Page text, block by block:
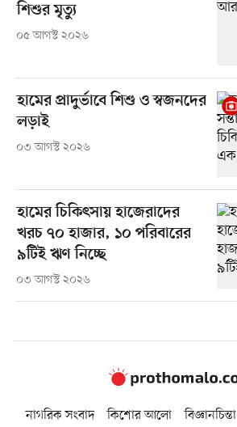
শিশুর মৃত্যু
০৫ আগস্ট ২০২৬
হামের প্রাদুর্ভাবে শিশু ও স্বজনদের
লড়াই
০৩ আগস্ট ২০২৬
হামের চিকিৎসায় হাজেরাদের
খরচ ৭০ হাজার, ১০ পরিবারের
৯টিই ঋণ নিচ্ছে
০৩ আগস্ট ২০২৬
নাগরিক সংবাদ কিশোর আলো বিজ্ঞানচিন্তা